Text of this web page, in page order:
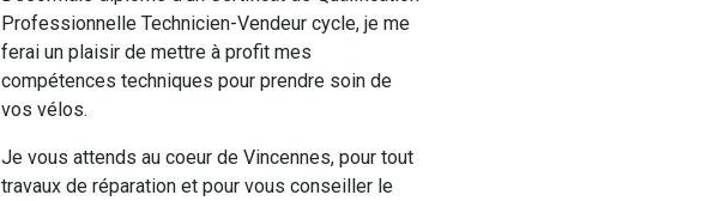
Professionnelle Technicien-Vendeur cycle, je me
ferai un plaisir de mettre à profit mes
compétences techniques pour prendre soin de
vos vélos.​
Je vous attends au coeur de Vincennes, pour tout
travaux de réparation et pour vous conseiller le